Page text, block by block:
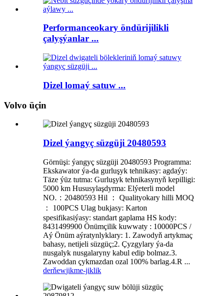
Performanceokary öndürijilikli
çalyşýanlar ...
Dizel lomaý satuw ...
Volvo üçin
Dizel ýangyç süzgüji 20480593
Görnüşi: ýangyç süzgüji 20480593 Programma:
Ekskawator ýa-da gurluşyk tehnikasy: agdaýy:
Täze ýüz tutma: Gurluşyk tehnikasynyň kepilligi:
5000 km Hususylaşdyrma: Elýeterli model
NO.：20480593 Hil ： Qualityokary hilli MOQ
： 100PCS Ulag bukjasy: Karton
spesifikasiýasy: standart gaplama HS kody:
8431499900 Önümçilik kuwwaty : 10000PCS /
Aý Önüm aýratynlyklary: 1. Zawodyň artykmaç
bahasy, netijeli süzgüç;2. Çyzgylary ýa-da
nusgalyk nusgalaryny kabul edip bolmaz.3.
Zawoddan çykmazdan ozal 100% barlag.4.R ...
derňewjikme-jiklik